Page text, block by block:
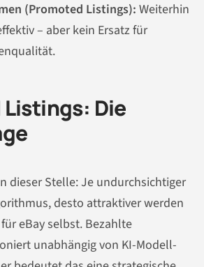
(Promoted Listings): Weiterhin
– aber kein Ersatz für
Die
dieser Stelle: Je undurchsichtiger
desto attraktiver werden
eBay selbst. Bezahlte
unabhängig von KI-Modell-